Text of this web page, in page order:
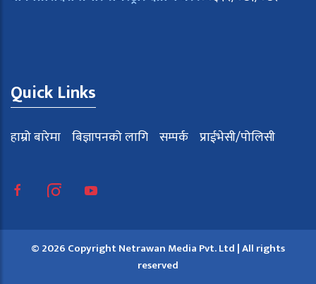
Quick Links
हाम्रो बारेमा बिज्ञापनको लागि सम्पर्क प्राईभेसी/पोलिसी
© 2026 Copyright Netrawan Media Pvt. Ltd | All rights
reserved